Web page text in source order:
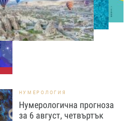
Дневен хороскоп за 6
август, четвъртък
НУМЕРОЛОГИЯ
Нумерологична прогноза
за 6 август, четвъртък